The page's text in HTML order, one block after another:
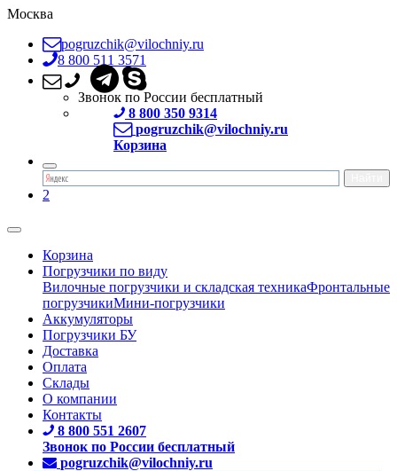
Москва
pogruzchik@vilochniy.ru
8 800 511 3571
Звонок по России бесплатный
8 800 350 9314
pogruzchik@vilochniy.ru
Корзина
2
Корзина
Погрузчики по виду
Вилочные погрузчики и складская техникаФронтальные
погрузчикиМини-погрузчики
Аккумуляторы
Погрузчики БУ
Доставка
Оплата
Склады
О компании
Контакты
8 800 551 2607
Звонок по России бесплатный
pogruzchik@vilochniy.ru